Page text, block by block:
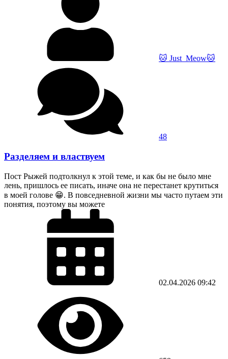
🐱 Just_Meow🐱
48
Разделяем и властвуем
Пост Рыжей подтолкнул к этой теме, и как бы не было мне
лень, пришлось ее писать, иначе она не перестанет крутиться
в моей голове 😁. В повседневной жизни мы часто путаем эти
понятия, поэтому вы можете
02.04.2026 09:42